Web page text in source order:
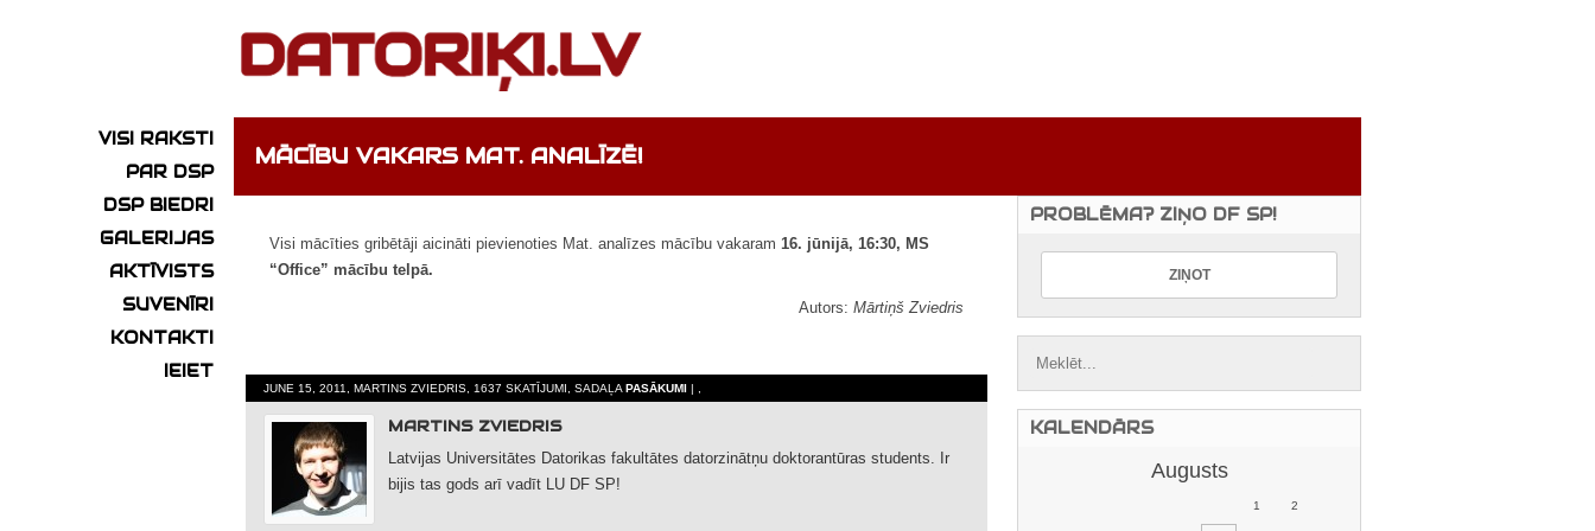
VISI RAKSTI
PAR DSP
DSP BIEDRI
GALERIJAS
AKTĪVISTS
SUVENĪRI
KONTAKTI
IEIET
MĀCĪBU VAKARS MAT. ANALĪZĒ!
Visi mācīties gribētāji aicināti pievienoties Mat. analīzes mācību vakaram 16. jūnijā, 16:30, MS
“Office” mācību telpā.
Autors: Mārtiņš Zviedris
JUNE 15, 2011, MARTINS ZVIEDRIS, 1637 SKATĪJUMI, SADAĻAPASĀKUMI | ,
MARTINS ZVIEDRIS
Latvijas Universitātes Datorikas fakultātes datorzinātņu doktorantūras students. Ir
bijis tas gods arī vadīt LU DF SP!
PROBLĒMA? ZIŅO DF SP!
KALENDĀRS
Augusts
1 2